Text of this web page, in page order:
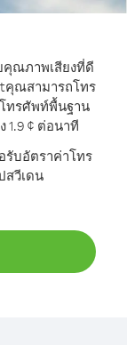
ณภาพเสียงที่ดี
คุณสามารถโทร
ทรศัพท์พื้นฐาน
1.9 ¢ ต่อนาที
รับอัตราค่าโทร
สวีเดน